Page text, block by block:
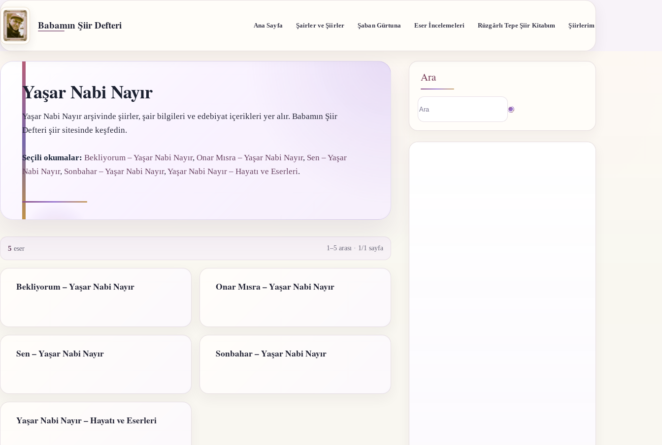
İçeriğe
geç
Babamın Şiir Defteri Ana Sayfa Şairler ve Şiirler Şaban Gürtuna Eser İncelemeleri Rüzgârlı Tepe Şiir Kitabım Şiirlerim
Yaşar Nabi Nayır
Yaşar Nabi Nayır arşivinde şiirler, şair bilgileri ve edebiyat içerikleri yer alır. Babamın Şiir
Defteri şiir sitesinde keşfedin.
Seçili okumalar: Bekliyorum – Yaşar Nabi Nayır, Onar Mısra – Yaşar Nabi Nayır, Sen – Yaşar
Nabi Nayır, Sonbahar – Yaşar Nabi Nayır,Yaşar Nabi Nayır – Hayatı ve Eserleri.
5 eser 1–5 arası · 1/1 sayfa
Bekliyorum – Yaşar Nabi Nayır Onar Mısra – Yaşar Nabi Nayır
Sen – Yaşar Nabi Nayır Sonbahar – Yaşar Nabi Nayır
Yaşar Nabi Nayır – Hayatı ve Eserleri
Ara